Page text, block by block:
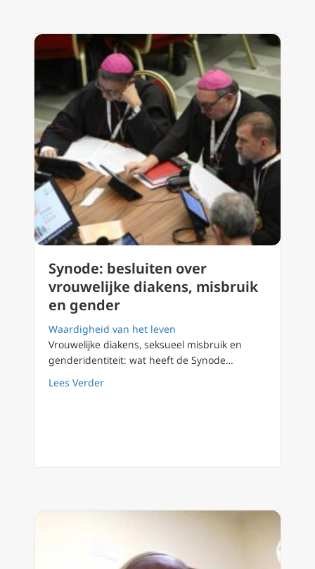
Synode: besluiten over
vrouwelijke diakens, misbruik
en gender
Waardigheid van het leven
Vrouwelijke diakens, seksueel misbruik en
genderidentiteit: wat heeft de Synode…
Lees Verderabout Synode: besluiten over vrouwelijke